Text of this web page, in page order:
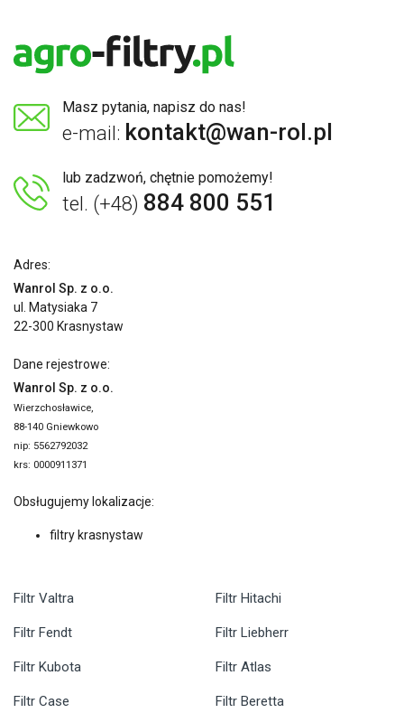
Masz pytania, napisz do nas!
e-mail: kontakt@wan-rol.pl
lub zadzwoń, chętnie pomożemy!
tel. (+48) 884 800 551
Adres:
Wanrol Sp. z o.o.
ul. Matysiaka 7
22-300 Krasnystaw
Dane rejestrowe:
Wanrol Sp. z o.o.
Wierzchosławice,
88-140 Gniewkowo
nip: 5562792032
krs: 0000911371
Obsługujemy lokalizacje:
filtry krasnystaw
Filtr Valtra
Filtr Fendt
Filtr Kubota
Filtr Case
Filtr Hitachi
Filtr Liebherr
Filtr Atlas
Filtr Beretta